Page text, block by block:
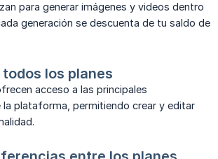
para generar imágenes y videos dentro
generación se descuenta de tu saldo de
los planes
acceso a las principales
la plataforma, permitiendo crear y editar